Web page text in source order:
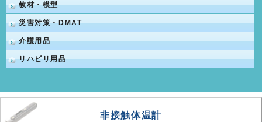
教材・模型
災害対策・DMAT
介護用品
リハビリ用品
非接触体温計